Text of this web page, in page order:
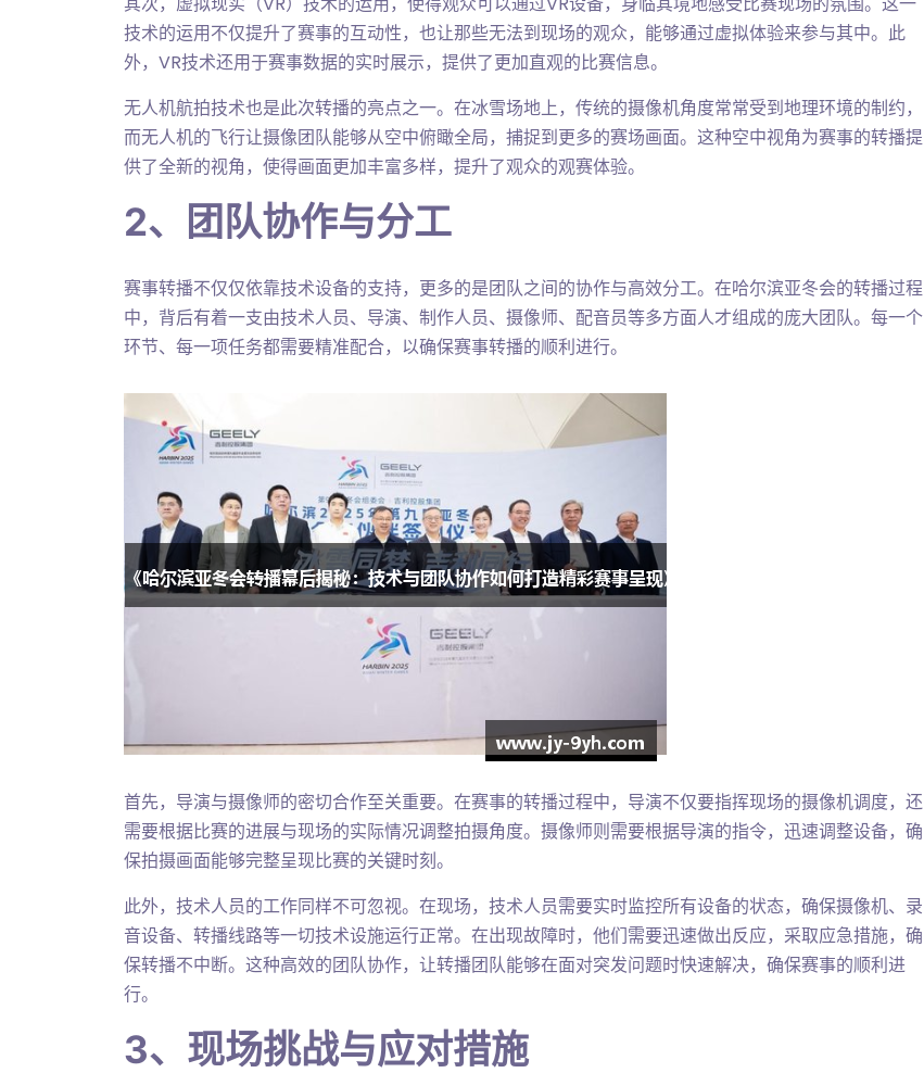
技术的运用不仅提升了赛事的互动性，也让那些无法到现场的观众，能够通过虚拟体验来参与其中。此
外，VR技术还用于赛事数据的实时展示，提供了更加直观的比赛信息。
无人机航拍技术也是此次转播的亮点之一。在冰雪场地上，传统的摄像机角度常常受到地理环境的制约，
而无人机的飞行让摄像团队能够从空中俯瞰全局，捕捉到更多的赛场画面。这种空中视角为赛事的转播提
供了全新的视角，使得画面更加丰富多样，提升了观众的观赛体验。
2、团队协作与分工
赛事转播不仅仅依靠技术设备的支持，更多的是团队之间的协作与高效分工。在哈尔滨亚冬会的转播过程
中，背后有着一支由技术人员、导演、制作人员、摄像师、配音员等多方面人才组成的庞大团队。每一个
环节、每一项任务都需要精准配合，以确保赛事转播的顺利进行。
首先，导演与摄像师的密切合作至关重要。在赛事的转播过程中，导演不仅要指挥现场的摄像机调度，还
需要根据比赛的进展与现场的实际情况调整拍摄角度。摄像师则需要根据导演的指令，迅速调整设备，确
保拍摄画面能够完整呈现比赛的关键时刻。
此外，技术人员的工作同样不可忽视。在现场，技术人员需要实时监控所有设备的状态，确保摄像机、录
音设备、转播线路等一切技术设施运行正常。在出现故障时，他们需要迅速做出反应，采取应急措施，确
保转播不中断。这种高效的团队协作，让转播团队能够在面对突发问题时快速解决，确保赛事的顺利进
行。
3、现场挑战与应对措施